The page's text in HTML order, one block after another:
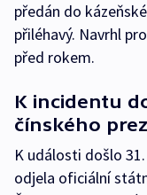
předán do
přiléhavý. Navrhl
před rokem.
K incidentu
čínského
K události došlo
odjela oficiální